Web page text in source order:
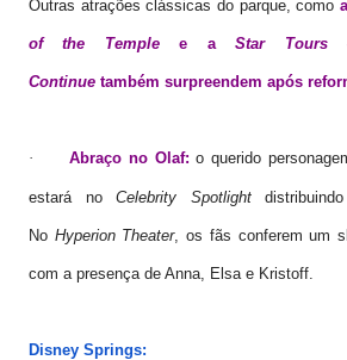
Outras atrações clássicas do parque, comoa
of the Templee aStar Tours
Continue também surpreendem após
· Abraço no Olaf: o querido
estará no Celebrity Spotlightdistribuindo
No Hyperion Theater, os fãs conferem um
com a presença de Anna, Elsa e Kristoff.
Disney Springs: